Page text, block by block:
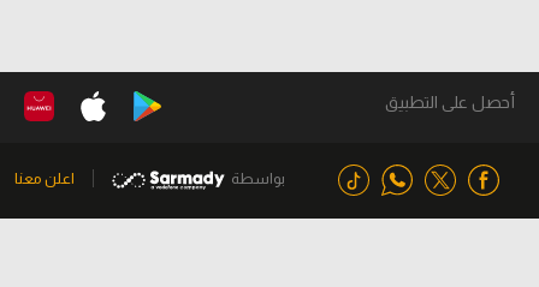
أحصل على التطبيق
بواسطة اعلن معنا